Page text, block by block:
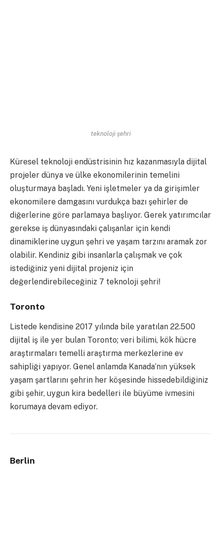
teknoloji şehri
Küresel teknoloji endüstrisinin hız kazanmasıyla dijital
projeler dünya ve ülke ekonomilerinin temelini
oluşturmaya başladı. Yeni işletmeler ya da girişimler
ekonomilere damgasını vurdukça bazı şehirler de
diğerlerine göre parlamaya başlıyor. Gerek yatırımcılar
gerekse iş dünyasındaki çalışanlar için kendi
dinamiklerine uygun şehri ve yaşam tarzını aramak zor
olabilir. Kendiniz gibi insanlarla çalışmak ve çok
istediğiniz yeni dijital projeniz için
değerlendirebileceğiniz 7 teknoloji şehri!
Toronto
Listede kendisine 2017 yılında bile yaratılan 22.500
dijital iş ile yer bulan Toronto; veri bilimi, kök hücre
araştırmaları temelli araştırma merkezlerine ev
sahipliği yapıyor. Genel anlamda Kanada’nın yüksek
yaşam şartlarını şehrin her köşesinde hissedebildiğiniz
gibi şehir, uygun kira bedelleri ile büyüme ivmesini
korumaya devam ediyor.
Berlin